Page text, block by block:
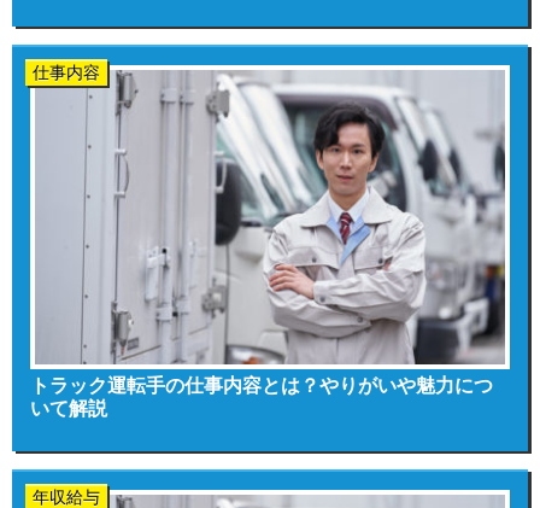
仕事内容
トラック運転手の仕事内容とは？やりがいや魅力につ
いて解説
年収給与